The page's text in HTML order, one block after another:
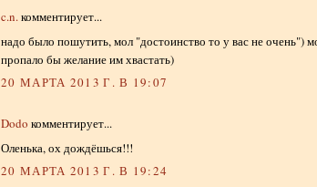
c.n.комментирует...
надо было пошутить, мол "достоинство то у вас не очень")
пропало бы желание им хвастать)
20 МАРТА 2013 Г. В 19:07
Dodo комментирует...
Оленька, ох дождёшься!!!
20 МАРТА 2013 Г. В 19:24